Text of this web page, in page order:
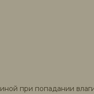
при попадании